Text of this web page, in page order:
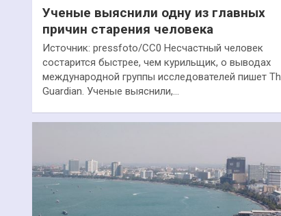
Ученые выяснили одну из главных
причин старения человека
Источник: pressfoto/CC0 Несчастный человек
состарится быстрее, чем курильщик, о выводах
международной группы исследователей пишет
Guardian. Ученые выяснили,…